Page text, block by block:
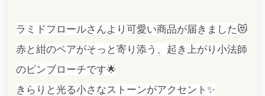
ラミドフロールさんより可愛い商品が届きました😻
赤と紺のペアがそっと寄り添う、起き上がり小法師
のピンブローチです🌟
きらりと光る小さなストーンがアクセント✨